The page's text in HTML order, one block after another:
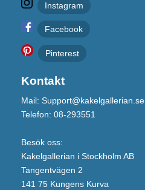
Instagram
Facebook
Pinterest
Kontakt
Mail: Support@kakelgallerian.se
Telefon: 08-293551
Besök oss:
Kakelgallerian i Stockholm AB
Tangentvägen 2
141 75 Kungens Kurva